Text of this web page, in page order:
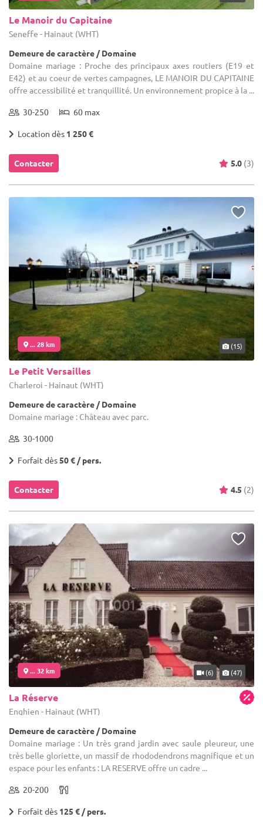
Le Manoir du Capitaine
Seneffe - Hainaut (WHT)
Demeure de caractère / Domaine
Domaine mariage : Proche des principaux axes routiers (E19 et
E42) et au coeur de vertes campagnes, LE MANOIR DU CAPITAINE
offre accessibilité et tranquillité. Un environnement propice à la ...
30-250 60 max
Location dès 1 250 €
Contacter 5.0 (3)
... 28 km (15)
Le Petit Versailles
Charleroi - Hainaut (WHT)
Demeure de caractère / Domaine
Domaine mariage : Château avec parc.
30-1000
Forfait dès50 € / pers.
Contacter 4.5 (2)
... 32 km (6) (47)
La Réserve
Enghien - Hainaut (WHT)
Demeure de caractère / Domaine
Domaine mariage : Un très grand jardin avec saule pleureur, une
très belle gloriette, un massif de rhododendrons magnifique et un
espace pour les enfants : LA RESERVE offre un cadre ...
20-200
Forfait dès 125 € / pers.